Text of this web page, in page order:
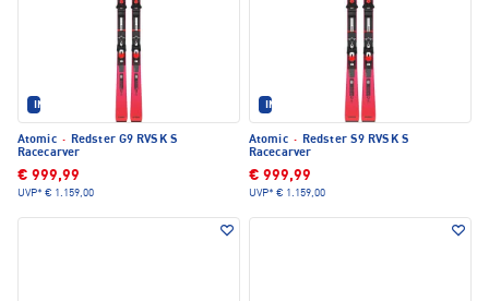
IM SET ERHÄLTLICH
Atomic · Redster G9 RVSK S
Racecarver
€ 999,99
UVP* € 1.159,00
IM SET ERHÄLTLICH
Atomic · Redster S9 RVSK S
Racecarver
€ 999,99
UVP* € 1.159,00